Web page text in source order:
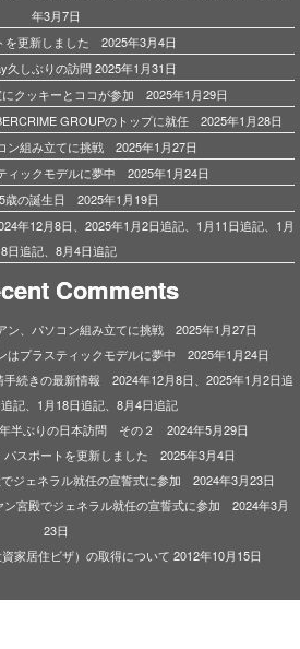
年3月7日
を更新しました 2025年3月4日
久しぶりの訪問 2025年1月31日
クッキーとココが参加 2025年1月29日
GROUPのトップに就任 2025年1月28日
ン組み立てに挑戦 2025年1月27日
ィックモデルに夢中 2025年1月24日
歳の誕生日 2025年1月19日
年12月8日、2025年1月2日追記、1月11日追記、1月
日追記、8月4日追記
Comments
ン、パソコン組み立てに挑戦 2025年1月27日
はプラスティックモデルに夢中 2025年1月24日
手続きの最新情報 2024年12月8日、2025年1月2日追
記、1月18日追記、8月4日追記
半ぶりの日本訪問 その２ 2024年5月29日
パスポートを更新しました 2025年3月4日
ジェネラル就任の宣誓式に参加 2024年3月23日
ン宮殿でジェネラル就任の宣誓式に参加 2024年3月
23日
家居住ビザ）の取得について 2012年10月15日